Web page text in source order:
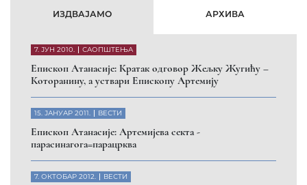
ИЗДВАЈАМО АРХИВА
7. ЈУН 2010. САОПШТЕЊА
Eпископ Атанасије: Кратак одговор Жељку Жугићу –
Которанину, а уствари Епископу Артемију
15. ЈАНУАР 2011. ВЕСТИ
Eпископ Атанасије: Артемијева секта -
парасинагога=парацрква
7. ОКТОБАР 2012. ВЕСТИ